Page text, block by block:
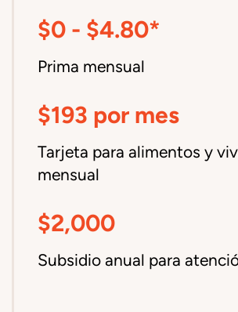
$0 - $4.80*
Prima mensual
$193 por mes
Tarjeta para alimentos y
mensual
$2,000
Subsidio anual para